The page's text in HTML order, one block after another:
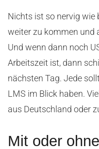
Nichts ist so nervig wie
weiter zu kommen und
Und wenn dann noch
Arbeitszeit ist, dann
nächsten Tag. Jede
LMS im Blick haben.
aus Deutschland oder
Mit oder